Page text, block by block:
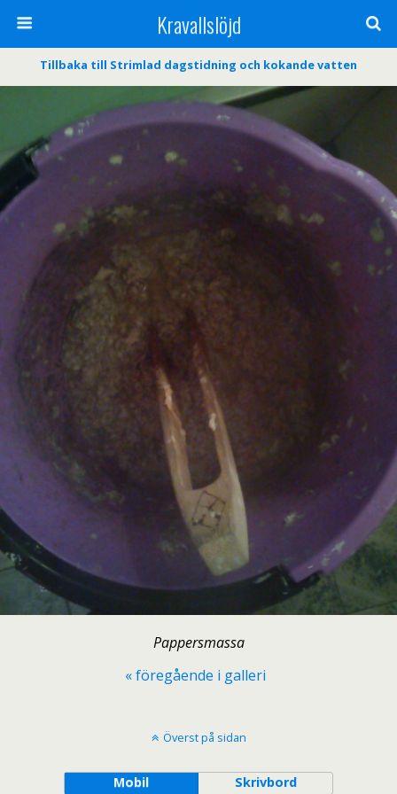
Kravallslöjd
Tillbaka till Strimlad dagstidning och kokande vatten
Pappersmassa
« föregående i galleri
Överst på sidan
Mobil Skrivbord